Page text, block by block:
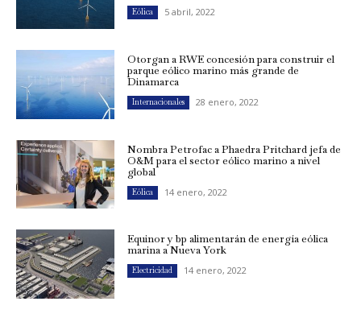
Eólica 5 abril, 2022
Otorgan a RWE concesión para construir el
parque eólico marino más grande de
Dinamarca
Internacionales 28 enero, 2022
Nombra Petrofac a Phaedra Pritchard jefa de
O&M para el sector eólico marino a nivel
global
Eólica 14 enero, 2022
Equinor y bp alimentarán de energía eólica
marina a Nueva York
Electricidad 14 enero, 2022